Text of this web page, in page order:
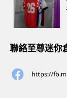
聯絡至尊迷你
https://